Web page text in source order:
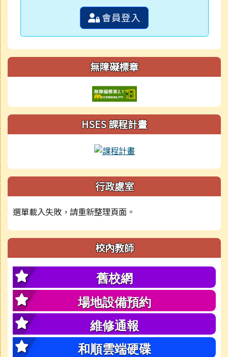
會員登入
無障礙標章
HSES 課程計畫
行政處室
選單載入失敗，請重新整理頁面。
校內教師
舊校網
場地設備預約
維修通報
和順雲端硬碟